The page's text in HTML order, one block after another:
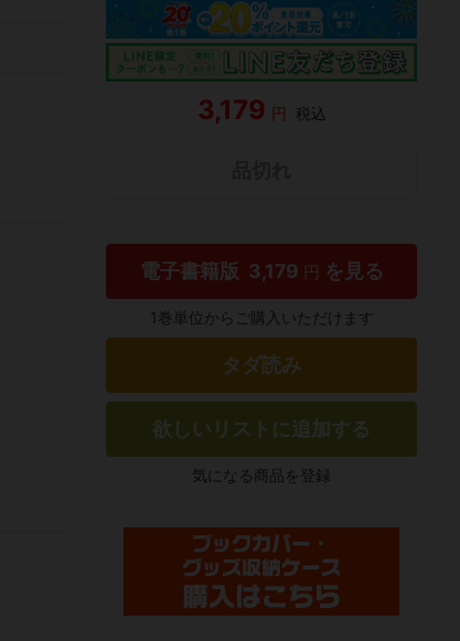
3,179 円 税込
電子書籍版 3,179 円 を見る
1巻単位からご購入いただけます
タダ読み
欲しいリストに追加する
気になる商品を登録